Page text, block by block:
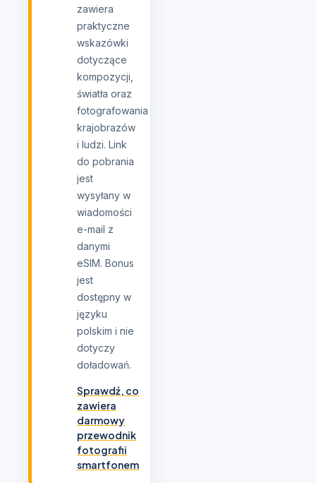
zawiera
praktyczne
wskazówki
dotyczące
kompozycji,
światła oraz
fotografowania
krajobrazów
i ludzi. Link
do pobrania
jest
wysyłany w
wiadomości
e-mail z
danymi
eSIM. Bonus
jest
dostępny w
języku
polskim i nie
dotyczy
doładowań.
Sprawdź, co
zawiera
darmowy
przewodnik
fotografii
smartfonem